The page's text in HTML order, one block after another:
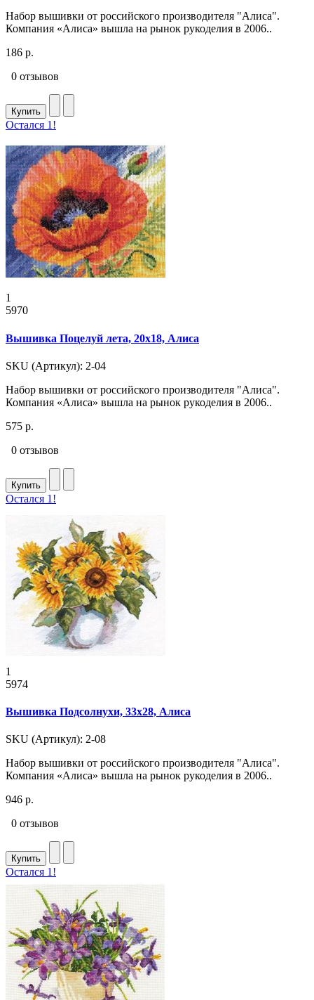
Набор вышивки от российского производителя "Алиса".
Компания «Алиса» вышла на рынок рукоделия в 2006..
186 р.
0 отзывов
Купить
Остался 1!
1
5970
Вышивка Поцелуй лета, 20x18, Алиса
SKU (Артикул): 2-04
Набор вышивки от российского производителя "Алиса".
Компания «Алиса» вышла на рынок рукоделия в 2006..
575 р.
0 отзывов
Купить
Остался 1!
1
5974
Вышивка Подсолнухи, 33x28, Алиса
SKU (Артикул): 2-08
Набор вышивки от российского производителя "Алиса".
Компания «Алиса» вышла на рынок рукоделия в 2006..
946 р.
0 отзывов
Купить
Остался 1!